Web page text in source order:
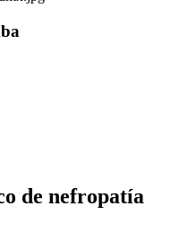
de nefropatía